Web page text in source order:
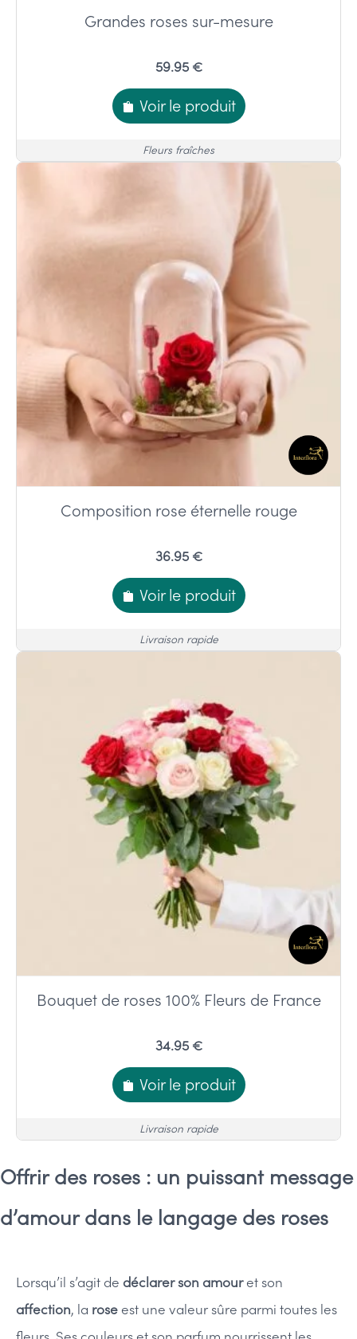
Grandes roses sur-mesure
59.95 €
Voir le produit
Fleurs fraîches
Composition rose éternelle rouge
36.95 €
Voir le produit
Livraison rapide
Bouquet de roses 100% Fleurs de France
34.95 €
Voir le produit
Livraison rapide
Offrir des roses : un puissant message
d’amour dans le langage des roses
Lorsqu’il s’agit de déclarer son amouret son
affection, la rose est une valeur sûre parmi toutes les